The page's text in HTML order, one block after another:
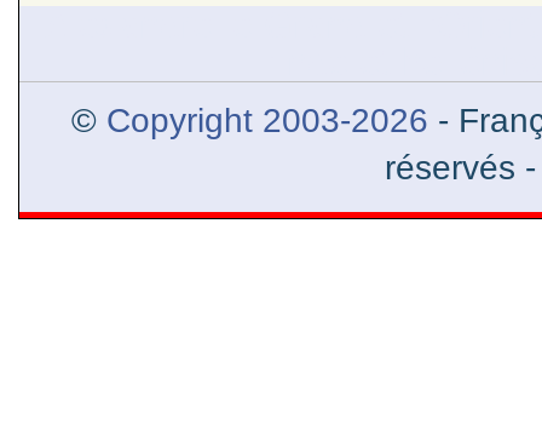
© Copyright 2003-2026 -
réservés